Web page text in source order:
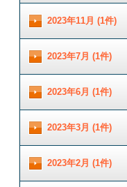
2023年11月 (1件)
2023年7月 (1件)
2023年6月 (1件)
2023年3月 (1件)
2023年2月 (1件)